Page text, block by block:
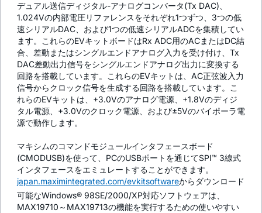
デュアル送信ディジタル-アナログコンバータ(Tx DAC)、
1.024Vの内部電圧リファレンスをそれぞれ1つずつ、3つの低
速シリアルDAC、および1つの低速シリアルADCを集積してい
ます。これらのEVキットボードはRx ADC用のACまたはDC結
合、差動またはシングルエンドアナログ入力を受け付け、Tx
DAC差動出力信号をシングルエンドアナログ出力に変換する
回路を搭載しています。これらのEVキットは、AC正弦波入力
信号からクロック信号を生成する回路を搭載しています。こ
れらのEVキットは、+3.0Vのアナログ電源、+1.8Vのディジ
タル電源、+3.0Vのクロック電源、および±5Vのバイポーラ電
源で動作します。
マキシムのコマンドモジュールインタフェースボード
(CMODUSB)を使って、PCのUSBポートを通じてSPI™ 3線式
インタフェースをエミュレートすることができます。
japan.maximintegrated.com/evkitsoftwareからダウンロード
可能なWindows® 98SE/2000/XP対応ソフトウェアは、
MAX19710～MAX19713の機能を実行するための使いやすい